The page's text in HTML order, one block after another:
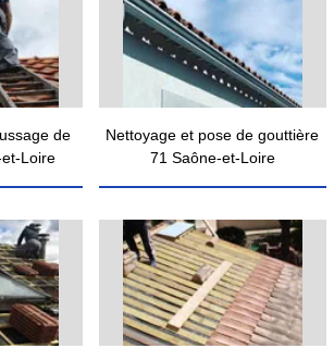
de
Loire
Nettoyage et pose de gouttière
71 Saône-et-Loire